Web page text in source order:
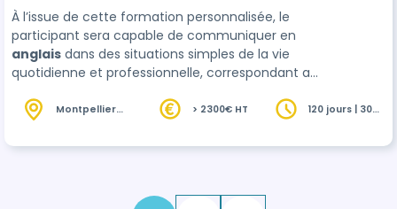
À l’issue de cette formation personnalisée, le
participant sera capable de communiquer en
anglais dans des situations simples de la vie
quotidienne et professionnelle, correspondant au
référence pour les langues (CECRL). Il pourra
poser et répondre à des ques…
Montpellier
> 2300€ HT
120 jours | 30